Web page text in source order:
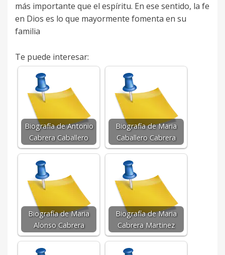
más importante que el espíritu. En ese sentido, la fe
en Dios es lo que mayormente fomenta en su
familia
Te puede interesar:
Biografía de Antonio
Cabrera Caballero
Biografía de Maria
Caballero Cabrera
Biografía de Maria
Alonso Cabrera
Biografía de Maria
Cabrera Martinez